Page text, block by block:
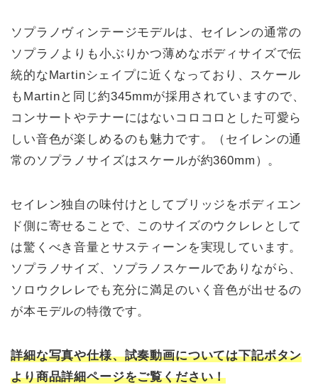
ソプラノヴィンテージモデルは、セイレンの通常の
ソプラノよりも小ぶりかつ薄めなボディサイズで伝
統的なMartinシェイプに近くなっており、スケール
もMartinと同じ約345mmが採用されていますので、
コンサートやテナーにはないコロコロとした可愛ら
しい音色が楽しめるのも魅力です。（セイレンの通
常のソプラノサイズはスケールが約360mm）。
セイレン独自の味付けとしてブリッジをボディエン
ド側に寄せることで、このサイズのウクレレとして
は驚くべき音量とサスティーンを実現しています。
ソプラノサイズ、ソプラノスケールでありながら、
ソロウクレレでも充分に満足のいく音色が出せるの
が本モデルの特徴です。
詳細な写真や仕様、試奏動画については下記ボタン
より商品詳細ページをご覧ください！